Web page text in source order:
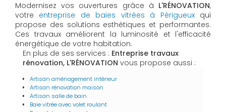
Modernisez vos ouvertures grâce à L'RÉNOVATION,
votre entreprise de baies vitrées à Périgueuxqui
propose des solutions esthétiques et performantes.
Ces travaux améliorent la luminosité et l'efficacité
énergétique de votre habitation.
En plus de ses services : Entreprise travaux
rénovation, L'RÉNOVATION vous propose aussi :
Artisan aménagement intérieur
Artisan rénovation maison
Artisan salle de bain
Baie vitrée avec volet roulant